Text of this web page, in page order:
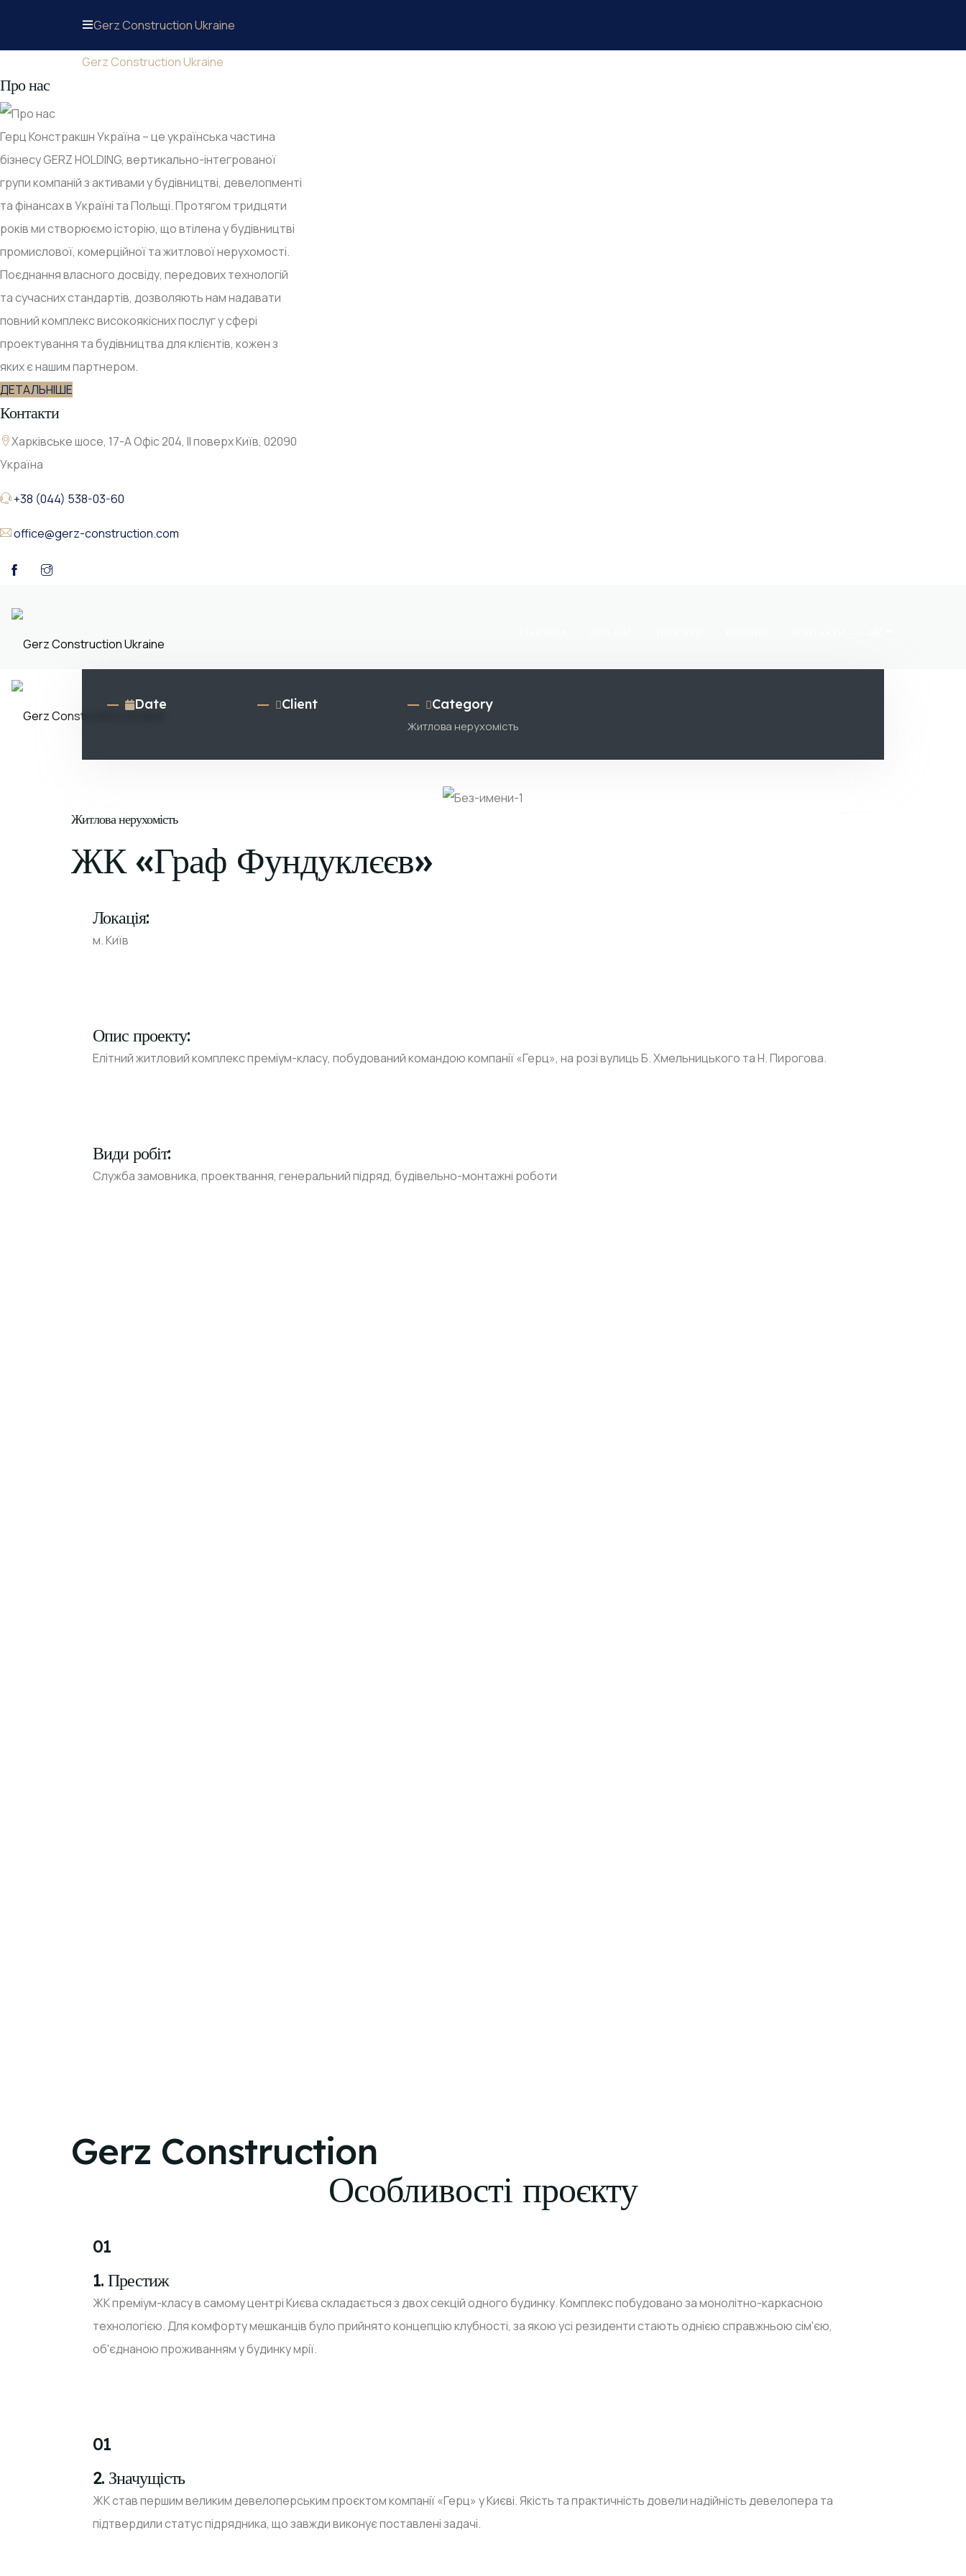
Gerz Construction Ukraine
Gerz Construction Ukraine
Про нас
Герц Констракшн Україна – це українська частина
бізнесу GERZ HOLDING, вертикально-інтегрованої
групи компаній з активами у будівництві, девелопменті
та фінансах в Україні та Польщі. Протягом тридцяти
років ми створюємо історію, що втілена у будівництві
промислової, комерційної та житлової нерухомості.
Поєднання власного досвіду, передових технологій
та сучасних стандартів, дозволяють нам надавати
повний комплекс високоякісних послуг у сфері
проектування та будівництва для клієнтів, кожен з
яких є нашим партнером.
ДЕТАЛЬНІШЕ
Контакти
Харківське шосе, 17-А Офіс 204, ІІ поверх Київ, 02090
Україна
+38 (044) 538-03-60
office@gerz-construction.com
Date Client Category
Житлова нерухомість
Житлова нерухомість
ЖК «Граф Фундуклєєв»
Локація:
м. Київ
Опис проекту:
Елітний житловий комплекс преміум-класу, побудований командою компанії «Герц», на розі вулиць Б. Хмельницького та Н. Пирогова.
Види робіт:
Служба замовника, проектвання, генеральний підряд, будівельно-монтажні роботи
Gerz Construction
Особливості проєкту
01
1. Престиж
ЖК преміум-класу в самому центрі Києва складається з двох секцій одного будинку. Комплекс побудовано за монолітно-каркасною
технологією. Для комфорту мешканців було прийнято концепцію клубності, за якою усі резиденти стають однією справжньою сім'єю,
об'єднаною проживанням у будинку мрії.
01
2. Значущість
ЖК став першим великим девелоперським проєктом компанії «Герц» у Києві. Якість та практичність довели надійність девелопера та
підтвердили статус підрядника, що завжди виконує поставлені задачі.